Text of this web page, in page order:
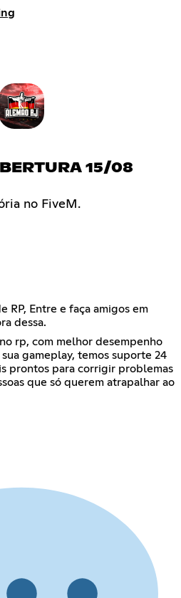
15/08
no FiveM.
RP, Entre e faça amigos em
dessa.
rp, com melhor desempenho
gameplay, temos suporte 24
prontos para corrigir problemas
que só querem atrapalhar ao